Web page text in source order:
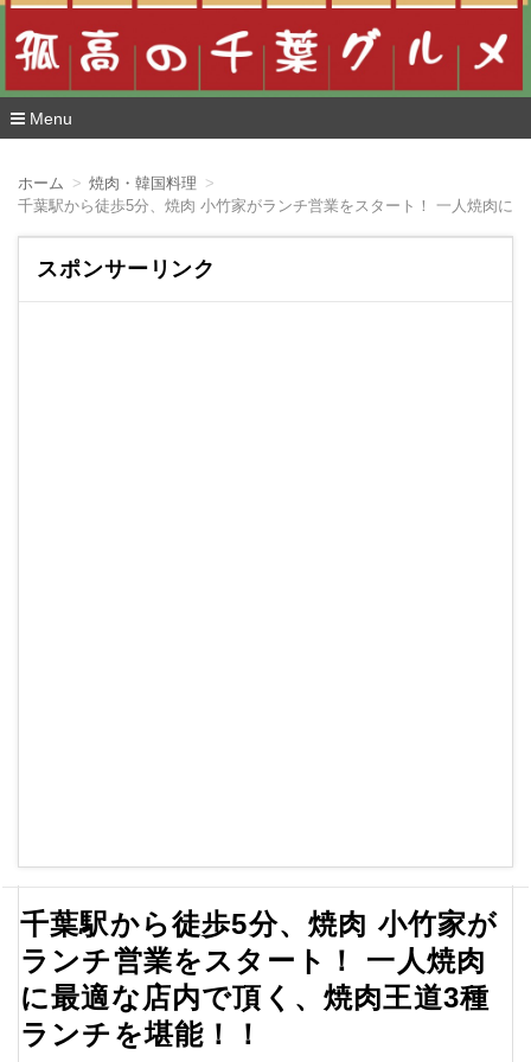
Menu
ホーム
焼肉・韓国料理
千葉駅から徒歩5分、焼肉 小竹家がランチ営業をスタート！ 一人焼肉に
スポンサーリンク
千葉駅から徒歩5分、焼肉 小竹家が
ランチ営業をスタート！ 一人焼肉
に最適な店内で頂く、焼肉王道3種
ランチを堪能！！